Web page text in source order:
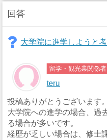
回答
留学・観光業関係者
teru
投稿ありがとうございます。
大学院への進学の場合、過
る場合が多いです。
経歴が乏しい場合は、修士